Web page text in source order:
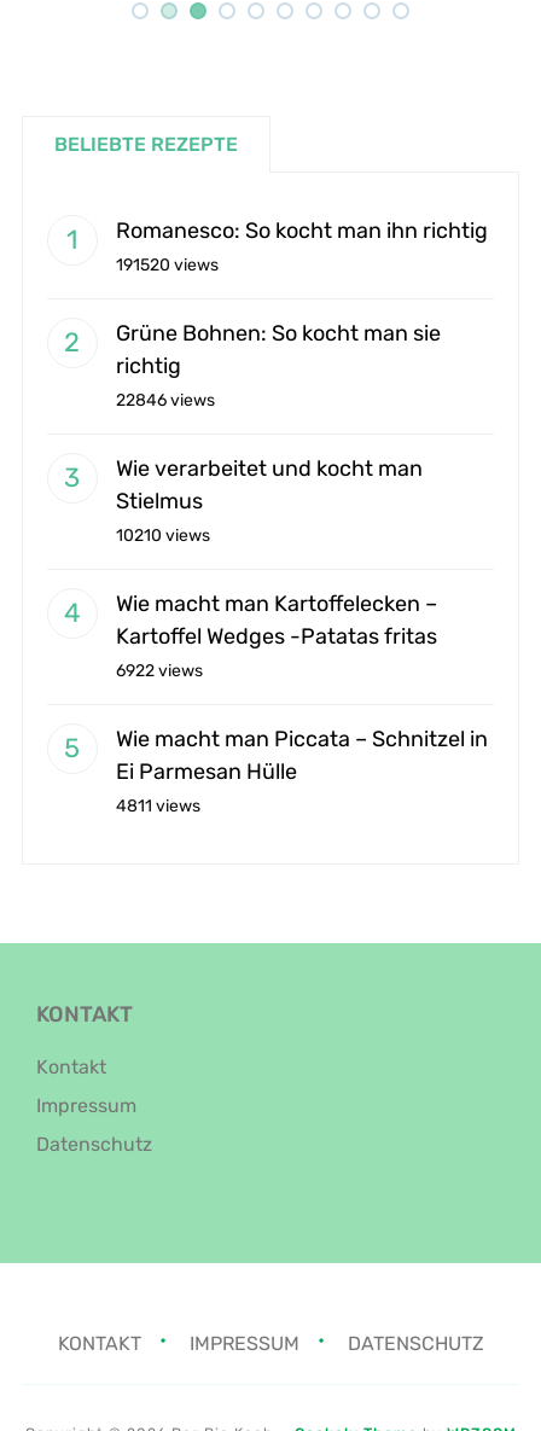
BELIEBTE REZEPTE
Romanesco: So kocht man ihn richtig
191520 views
Grüne Bohnen: So kocht man sie
richtig
22846 views
Wie verarbeitet und kocht man
Stielmus
10210 views
Wie macht man Kartoffelecken –
Kartoffel Wedges -Patatas fritas
6922 views
Wie macht man Piccata – Schnitzel in
Ei Parmesan Hülle
4811 views
KONTAKT
Kontakt
Impressum
Datenschutz
KONTAKT IMPRESSUM DATENSCHUTZ